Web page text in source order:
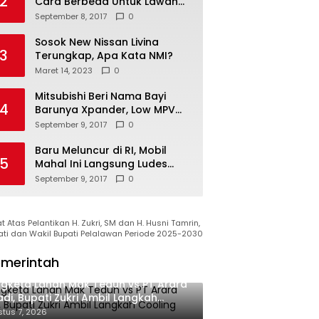
Vietnam
September 8, 2017 0
3
Sosok New Nissan Livina
Terungkap, Apa Kata NMI?
Maret 14, 2023 0
4
Mitsubishi Beri Nama Bayi
Barunya Xpander, Low MPV
Pesaing Avanza cs
September 9, 2017 0
5
Baru Meluncur di RI, Mobil
Mahal Ini Langsung Ludes
Terjual
September 9, 2017 0
Atas Pelantikan H. Zukri, SM dan H. Husni Tamrin,
dan Wakil Bupati Pelalawan Periode 2025-2030
Lahan Mak Teduh vs PT Arara
Bupati Zukri Ambil Langkah
Down
7, 2026